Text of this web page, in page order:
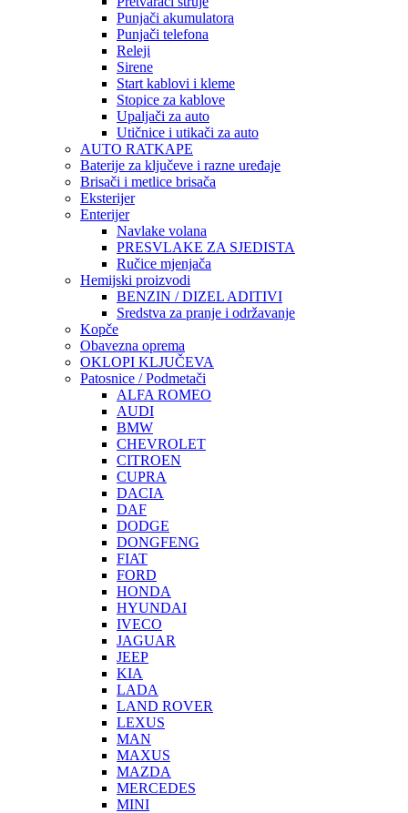
Punjači akumulatora
Punjači telefona
Releji
Sirene
Start kablovi i kleme
Stopice za kablove
Upaljači za auto
Utičnice i utikači za auto
AUTO RATKAPE
Baterije za ključeve i razne uređaje
Brisači i metlice brisača
Eksterijer
Enterijer
Navlake volana
PRESVLAKE ZA SJEDISTA
Ručice mjenjača
Hemijski proizvodi
BENZIN / DIZEL ADITIVI
Sredstva za pranje i održavanje
Kopče
Obavezna oprema
OKLOPI KLJUČEVA
Patosnice / Podmetači
ALFA ROMEO
AUDI
BMW
CHEVROLET
CITROEN
CUPRA
DACIA
DAF
DODGE
DONGFENG
FIAT
FORD
HONDA
HYUNDAI
IVECO
JAGUAR
JEEP
KIA
LADA
LAND ROVER
LEXUS
MAN
MAXUS
MAZDA
MERCEDES
MINI